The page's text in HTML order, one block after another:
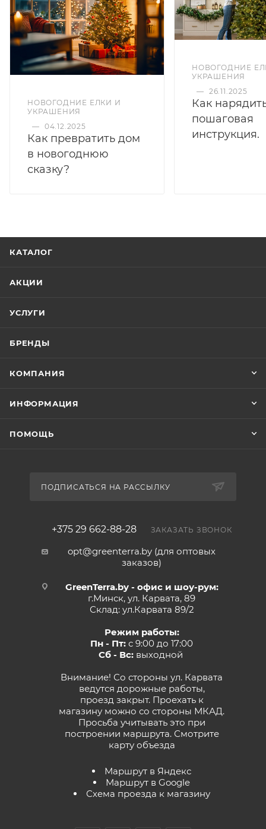
НОВОГОДНИЕ ЕЛКИ И
УКРАШЕНИЯ
— 04.12.2025
Как превратить дом
в новогоднюю
сказку?
НОВОГОДНИЕ
УКРАШЕНИЯ
— 26.11.2025
Как
пошаговая
инструкция.
КАТАЛОГ
АКЦИИ
УСЛУГИ
БРЕНДЫ
КОМПАНИЯ
ИНФОРМАЦИЯ
ПОМОЩЬ
ПОДПИСАТЬСЯ НА РАССЫЛКУ
+375 29 662-88-28 ЗАКАЗАТЬ ЗВОНОК
opt@greenterra.by (для оптовых
заказов)
GreenTerra.by - офис и шоу-рум:
г.Минск, ул. Карвата, 89
Склад: ул.Карвата 89/2
Режим работы:
Пн - Пт: с 9:00 до 17:00
Сб - Вс:выходной
Внимание! Со стороны ул. Карвата
ведутся дорожные работы,
проезд закрыт. Проехать к
магазину можно со стороны МКАД.
Просьба учитывать это при
построении маршрута. Смотрите
карту объезда
Маршрут в Яндекс
Маршрут в Google
Схема проезда к магазину